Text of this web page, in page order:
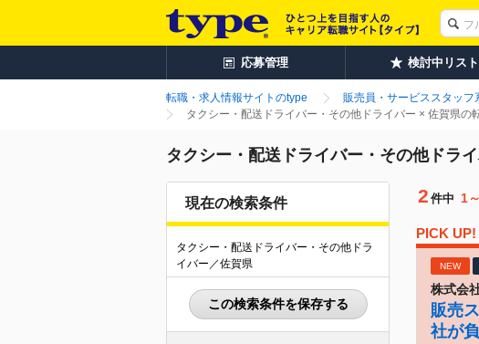
応募管理 検討中リスト
転職・求人情報サイトのtype 販売員・サービススタッフ
タクシー・配送ドライバー・その他ドライバー × 佐賀県の
タクシー・配送ドライバー・その他ドラ
現在の検索条件
タクシー・配送ドライバー・その他ドラ
イバー／佐賀県
この検索条件を保存する
2 件中 1
PICK UP!
NEW
株式会
販売
社が